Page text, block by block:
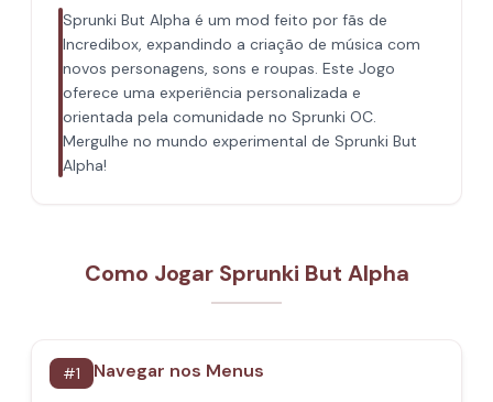
Sprunki But Alpha é um mod feito por fãs de
Incredibox, expandindo a criação de música com
novos personagens, sons e roupas. Este Jogo
oferece uma experiência personalizada e
orientada pela comunidade no Sprunki OC.
Mergulhe no mundo experimental de Sprunki But
Alpha!
Como Jogar Sprunki But Alpha
#1 Navegar nos Menus